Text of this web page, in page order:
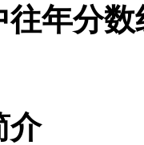
年分数
介